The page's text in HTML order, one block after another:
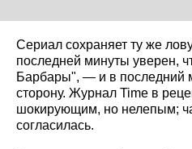
Сериал сохраняет ту же
последней минуты уверен,
Барбары", — и в последний
сторону. Журнал Time в
шокирующим, но нелепым;
согласилась.